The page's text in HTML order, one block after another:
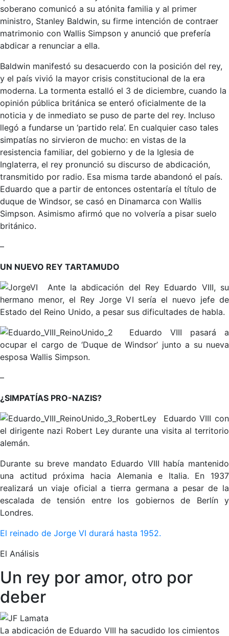
soberano comunicó a su atónita familia y al primer
ministro, Stanley Baldwin, su firme intención de contraer
matrimonio con Wallis Simpson y anunció que prefería
abdicar a renunciar a ella.
Baldwin manifestó su desacuerdo con la posición del rey,
y el país vivió la mayor crisis constitucional de la era
moderna. La tormenta estalló el 3 de diciembre, cuando la
opinión pública británica se enteró oficialmente de la
noticia y de inmediato se puso de parte del rey. Incluso
llegó a fundarse un ‘partido rela’. En cualquier caso tales
simpatías no sirvieron de mucho: en vistas de la
resistencia familiar, del gobierno y de la Iglesia de
Inglaterra, el rey pronunció su discurso de abdicación,
transmitido por radio. Esa misma tarde abandonó el país.
Eduardo que a partir de entonces ostentaría el título de
duque de Windsor, se casó en Dinamarca con Wallis
Simpson. Asimismo afirmó que no volvería a pisar suelo
británico.
–
UN NUEVO REY TARTAMUDO
Ante la abdicación del Rey Eduardo VIII, su
hermano menor, el Rey Jorge VI sería el nuevo jefe de
Estado del Reino Unido, a pesar sus dificultades de habla.
Eduardo VIII pasará a
ocupar el cargo de ‘Duque de Windsor’ junto a su nueva
esposa Wallis Simpson.
–
¿SIMPATÍAS PRO-NAZIS?
Eduardo VIII con
el dirigente nazi Robert Ley durante una visita al territorio
alemán.
Durante su breve mandato Eduardo VIII había mantenido
una actitud próxima hacia Alemania e Italia. En 1937
realizará un viaje oficial a tierra germana a pesar de la
escalada de tensión entre los gobiernos de Berlín y
Londres.
El reinado de Jorge VI durará hasta 1952.
El Análisis
Un rey por amor, otro por
deber
La abdicación de Eduardo VIII ha sacudido los cimientos